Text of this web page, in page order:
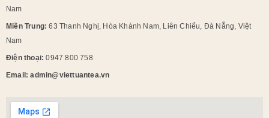
Nam
Miền Trung:63 Thanh Nghị, Hòa Khánh Nam, Liên Chiểu, Đà Nẵng, Việt
Nam
Điện thoại:0947 800 758
Email: admin@viettuantea.vn